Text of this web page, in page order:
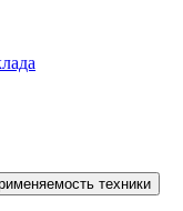
техники